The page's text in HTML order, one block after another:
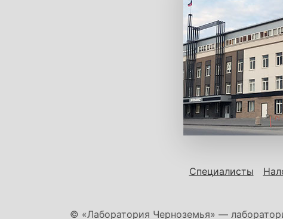
Специалисты
© «Лаборатория Черноземья» —